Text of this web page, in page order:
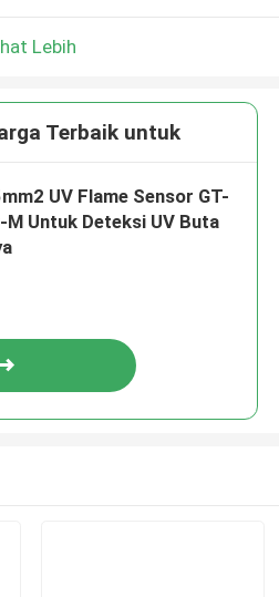
Lebih
Terbaik untuk
UV Flame Sensor GT-
M Untuk Deteksi UV Buta